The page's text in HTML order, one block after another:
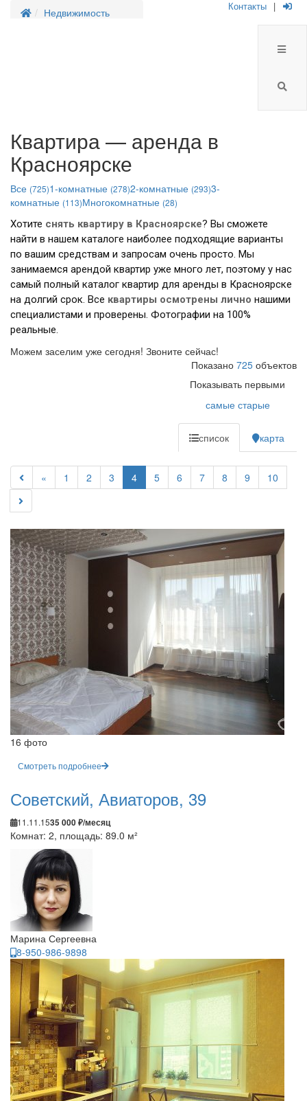
Недвижимость Контакты |
Квартира — аренда в
Красноярске
Все (725)1-комнатные (278)2-комнатные (293)3-
комнатные (113)Многокомнатные (28)
Хотите снять квартиру в Красноярске? Вы сможете
найти в нашем каталоге наиболее подходящие варианты
по вашим средствам и запросам очень просто. Мы
занимаемся арендой квартир уже много лет, поэтому у нас
самый полный каталог квартир для аренды в Красноярске
на долгий срок. Все квартиры осмотрены лично нашими
специалистами и проверены. Фотографии на 100%
реальные.
Можем заселим уже сегодня! Звоните сейчас!
Показано 725 объектов
Показывать первыми
самые старые
список карта
« 1 2 3 4 5 6 7 8 9 10
16 фото
Смотреть подробнее
Советский, Авиаторов, 39
11.11.1535 000 ₽/месяц
Комнат: 2, площадь: 89.0 м²
Марина Сергеевна
8-950-986-9898